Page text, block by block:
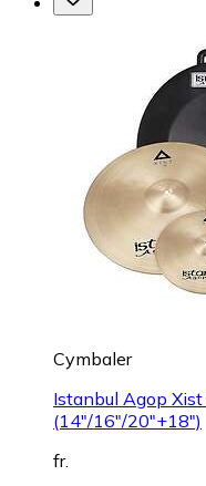
Cymbaler
Istanbul Agop
(14″/16″/20″+18″)
fr.